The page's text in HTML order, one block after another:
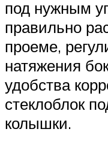
под нужным
правильно
проеме,
натяжения
удобства
стеклоблок
колышки.